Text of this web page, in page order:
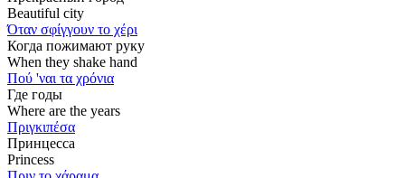
Beautiful city
Όταν σφίγγουν το χέρι
Когда пожимают руку
When they shake hand
Πού 'ναι τα χρόνια
Где годы
Where are the years
Πριγκιπέσα
Принцесса
Princess